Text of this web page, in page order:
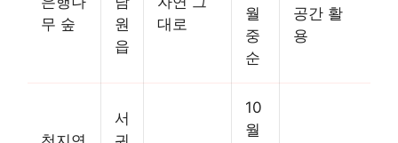
무 숲
원
읍
대로
월
중
순
공간 활
용
서
10
월